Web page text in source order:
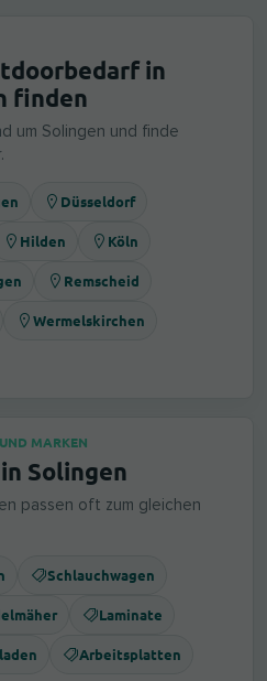
in
finden
um Solingen und finde
Düsseldorf
Hilden Köln
Remscheid
Wermelskirchen
MARKEN
Solingen
passen oft zum gleichen
Schlauchwagen
Laminate
Arbeitsplatten